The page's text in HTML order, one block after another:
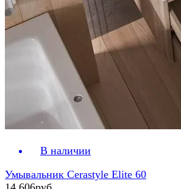
В наличии
Умывальник Cerastyle Elite 60